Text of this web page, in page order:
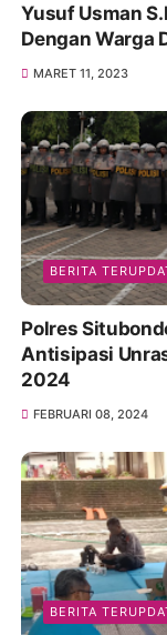
Yusuf Usman
Dengan Warga
MARET 11, 2023
BERITA
Polres
Antisipasi
2024
FEBRUARI 08, 2024
BERITA